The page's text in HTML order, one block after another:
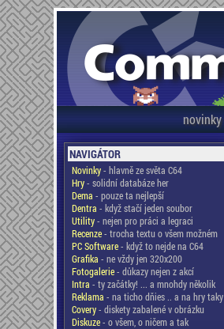
novinky
NAVIGÁTOR
Novinky- hlavně ze světa C64
Hry- solidní databáze her
Dema - pouze ta nejlepší
Dentra - když stačí jeden soubor
Utility- nejen pro práci a legraci
Recenze- trocha textu o všem možném
PC Software- když to nejde na C64
Grafika - ne vždy jen 320x200
Fotogalerie- důkazy nejen z akcí
Intra - ty začátky! ... a mnohdy několik
Reklama - na ticho dňies .. a na hry taky
Covery- diskety zabalené v obrázku
Diskuze- o všem, o ničem a tak